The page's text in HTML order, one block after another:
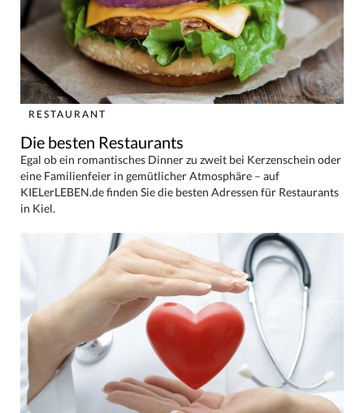
RESTAURANT
Die besten Restaurants
Egal ob ein romantisches Dinner zu zweit bei Kerzenschein oder
eine Familienfeier in gemütlicher Atmosphäre – auf
KIELerLEBEN.de finden Sie die besten Adressen für Restaurants
in Kiel.